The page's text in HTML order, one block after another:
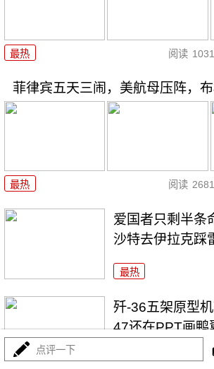
最热 阅读
菲律宾五天三闹，美航母压阵，
最热 阅读
爱国者只剩半条
沙特去伊拉克踩
最热
歼-36五架原型
47还在PPT画鸭
最热
点评一下